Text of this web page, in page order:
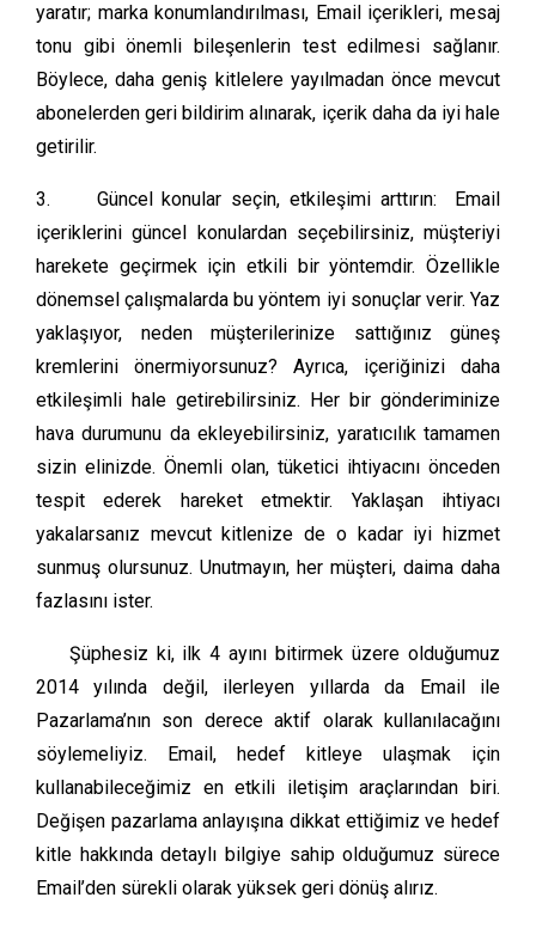
yaratır; marka konumlandırılması, Email içerikleri, mesaj
tonu gibi önemli bileşenlerin test edilmesi sağlanır.
Böylece, daha geniş kitlelere yayılmadan önce mevcut
abonelerden geri bildirim alınarak, içerik daha da iyi hale
getirilir.
3. Güncel konular seçin, etkileşimi arttırın: Email
içeriklerini güncel konulardan seçebilirsiniz, müşteriyi
harekete geçirmek için etkili bir yöntemdir. Özellikle
dönemsel çalışmalarda bu yöntem iyi sonuçlar verir. Yaz
yaklaşıyor, neden müşterilerinize sattığınız güneş
kremlerini önermiyorsunuz? Ayrıca, içeriğinizi daha
etkileşimli hale getirebilirsiniz. Her bir gönderiminize
hava durumunu da ekleyebilirsiniz, yaratıcılık tamamen
sizin elinizde. Önemli olan, tüketici ihtiyacını önceden
tespit ederek hareket etmektir. Yaklaşan ihtiyacı
yakalarsanız mevcut kitlenize de o kadar iyi hizmet
sunmuş olursunuz. Unutmayın, her müşteri, daima daha
fazlasını ister.
Şüphesiz ki, ilk 4 ayını bitirmek üzere olduğumuz
2014 yılında değil, ilerleyen yıllarda da Email ile
Pazarlama’nın son derece aktif olarak kullanılacağını
söylemeliyiz. Email, hedef kitleye ulaşmak için
kullanabileceğimiz en etkili iletişim araçlarından biri.
Değişen pazarlama anlayışına dikkat ettiğimiz ve hedef
kitle hakkında detaylı bilgiye sahip olduğumuz sürece
Email’den sürekli olarak yüksek geri dönüş alırız.